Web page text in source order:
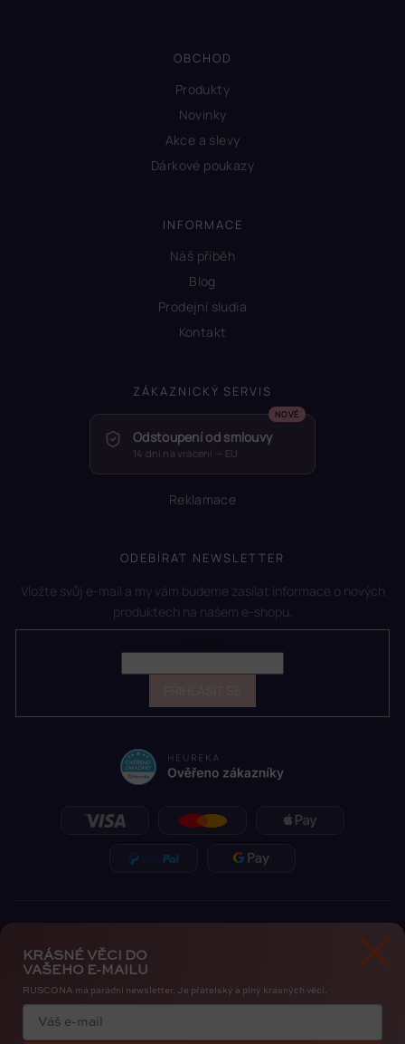
OBCHOD
Produkty
Novinky
Akce a slevy
Dárkové poukazy
INFORMACE
Náš příběh
Blog
Prodejní sludia
Kontakt
ZÁKAZNICKÝ SERVIS
Odstoupení od smlouvy
14 dní na vrácení — EU
Reklamace
ODEBÍRAT NEWSLETTER
Vložte svůj e-mail a my vám budeme zasílat informace o nových
produktech na našem e-shopu.
Zásady ochrany osobních údajůCookies
KRÁSNÉ VĚCI DO
VAŠEHO E-MAILU
RUSCONA má parádní newsletter. Je přátelský a plný krásných věcí.